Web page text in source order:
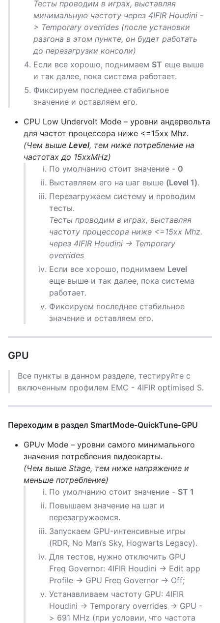
Тесты проводим в играх, выставляя
минимальную частоту через 4IFIR Houdini -
> Temporary overrides (после установки
разгона в этом пункте, он будет работать
до перезагрузки консоли)
Если все хорошо, поднимаем ST еще выше
и так далее, пока система работает.
Фиксируем последнее стабильное
значение и оставляем его.
CPU Low Undervolt Mode – уровни андервольта
для частот процессора ниже <=15хх Mhz.
(Чем выше Level, тем ниже потребление на
частотах до 15ххMHz)
По умолчанию стоит значение - 0
Выставляем его на шаг выше (Level 1).
Перезагружаем систему и проводим
тесты.
Тесты проводим в играх, выставляя
частоту процессора ниже <=15хх Mhz.
через 4IFIR Houdini -> Temporary
overrides
Если все хорошо, поднимаем Level
еще выше и так далее, пока система
работает.
Фиксируем последнее стабильное
значение и оставляем его.
GPU
Все пункты в данном разделе, тестируйте с
включенным профилем EMC - 4IFIR optimised S.
Переходим в раздел SmartMode-QuickTune-GPU
GPUv Mode – уровни самого минимального
значения потребления видеокарты.
(Чем выше Stage, тем ниже напряжение и
меньше потребление)
По умолчанию стоит значение - ST 1
Повышаем значение на шаг и
перезагружаемся.
Запускаем GPU-интенсивные игры
(RDR, No Man’s Sky, Hogwarts Legacy).
Для тестов, нужно отключить GPU
Freq Governor: 4IFIR Houdini -> Edit app
Profile -> GPU Freq Governor -> Off;
Устанавливаем частоту GPU: 4IFIR
Houdini -> Temporary overrides -> GPU -
> 691 MHz (при условии, что частота